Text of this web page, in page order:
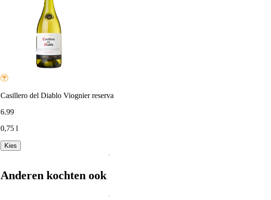
Casillero del Diablo Viognier reserva
6.99
0,75 l
Kies
Anderen kochten ook